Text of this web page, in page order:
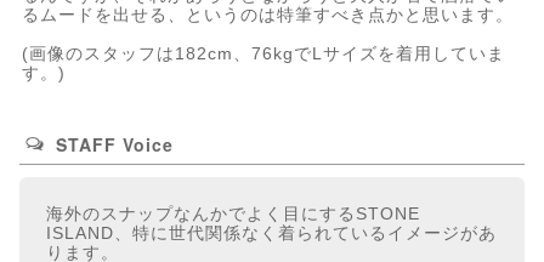
るムードを出せる、というのは特筆すべき点かと思います。
(画像のスタッフは182cm、76kgでLサイズを着用していま
す。)
STAFF Voice
海外のスナップなんかでよく目にするSTONE
ISLAND、特に世代関係なく着られているイメージがあ
ります。